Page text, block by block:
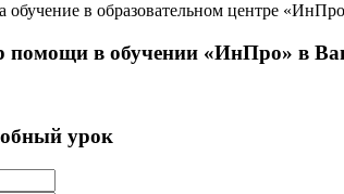
обучение в образовательном центре
помощи в обучении «ИнПро» в
урок